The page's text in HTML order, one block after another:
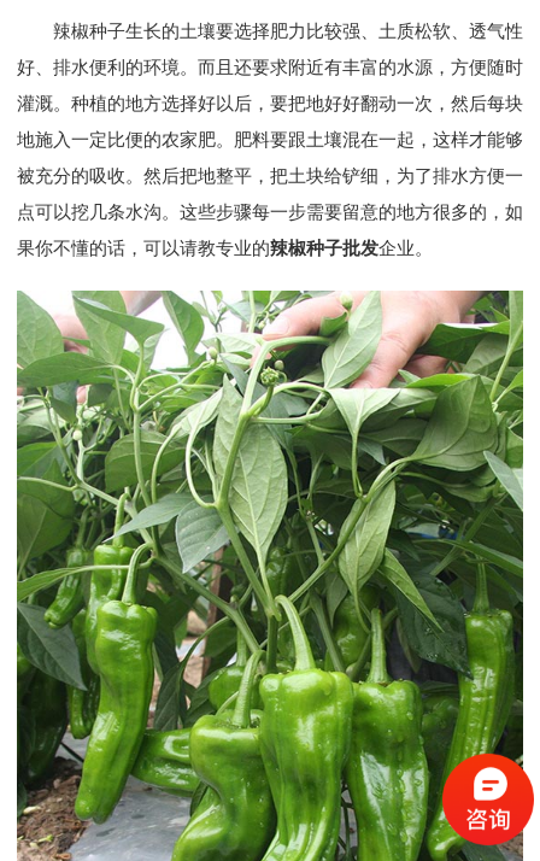
辣椒种子生长的土壤要选择肥力比较强、土质松软、透气性
好、排水便利的环境。而且还要求附近有丰富的水源，方便随时
灌溉。种植的地方选择好以后，要把地好好翻动一次，然后每块
地施入一定比便的农家肥。肥料要跟土壤混在一起，这样才能够
被充分的吸收。然后把地整平，把土块给铲细，为了排水方便一
点可以挖几条水沟。这些步骤每一步需要留意的地方很多的，如
果你不懂的话，可以请教专业的辣椒种子批发企业。